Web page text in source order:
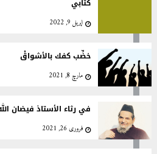
كتابي
اپریل 9, 2022
خضِّب كفك بالأشواقْ
مارچ 8, 2021
في رثاء الأستاذ فيضان
فروری 26, 2021